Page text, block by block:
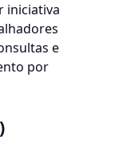
iniciativa
e
por